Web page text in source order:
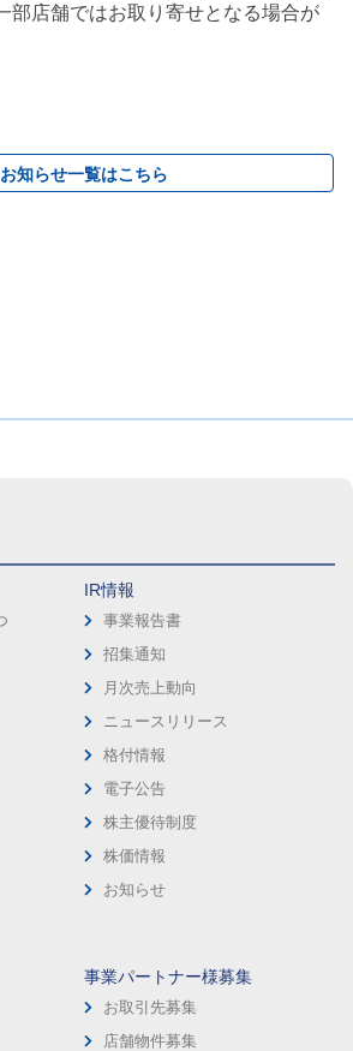
部店舗ではお取り寄せとなる場合が
お知らせ一覧はこちら
IR情報
事業報告書
招集通知
月次売上動向
ニュースリリース
格付情報
電子公告
株主優待制度
株価情報
お知らせ
事業パートナー様募集
お取引先募集
店舗物件募集